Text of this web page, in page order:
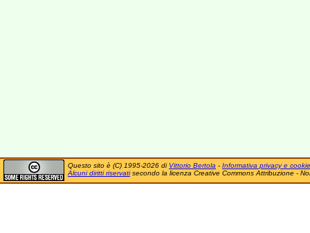
Questo sito è (C) 1995-2026 di Vittorio Bertola - Informativa privacy e cookie
Alcuni diritti riservatisecondo la licenza Creative Commons Attribuzione -